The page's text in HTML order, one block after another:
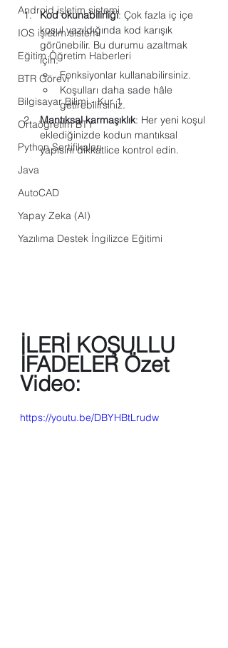
Android işletim sistemi
IOS işletim sistemi
Eğitim Öğretim Haberleri
BTR Görevi
Bilgisayar Bilimi - Kur 1
Ortaöğretim BTY
Python Sertifikaları
Java
AutoCAD
Yapay Zeka (AI)
Yazılıma Destek İngilizce Eğitimi
Kod okunabilirliği: Çok fazla iç içe
koşul yazıldığında kod karışık
görünebilir. Bu durumu azaltmak
için:
Fonksiyonlar kullanabilirsiniz.
Koşulları daha sade hâle
getirebilirsiniz.
Mantıksal karmaşıklık: Her yeni koşul
eklediğinizde kodun mantıksal
yapısını dikkatlice kontrol edin.
İLERİ KOŞULLU
İFADELER Özet
Video:
https://youtu.be/DBYHBtLrudw